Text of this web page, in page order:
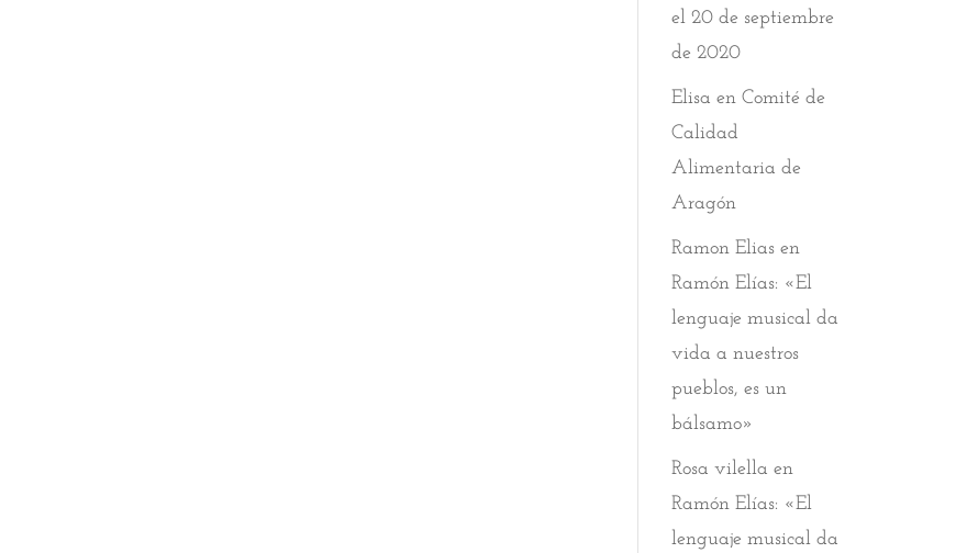
el 20 de septiembre
de 2020
Elisa enComité de
Calidad
Alimentaria de
Aragón
Ramon Elias en
Ramón Elías: «El
lenguaje musical da
vida a nuestros
pueblos, es un
bálsamo»
Rosa vilella en
Ramón Elías: «El
lenguaje musical da